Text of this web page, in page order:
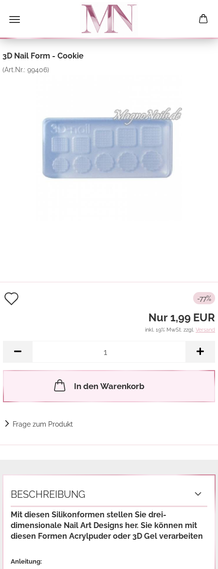
3D Nail Form - Cookie
(Art.Nr.: 99406)
-77%
Nur 1,99 EUR
inkl. 19% MwSt. zzgl. Versand
In den Warenkorb
Frage zum Produkt
BESCHREIBUNG
Mit diesen Silikonformen stellen Sie drei-
dimensionale Nail Art Designs her. Sie können mit
diesen Formen Acrylpuder oder 3D Gel verarbeiten
Anleitung: